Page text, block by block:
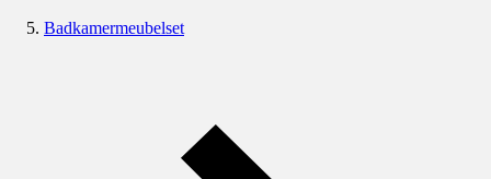
Badkamermeubelset